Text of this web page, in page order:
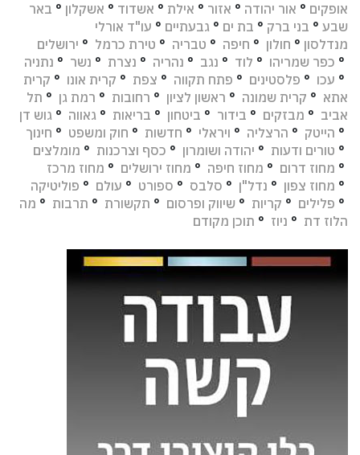
אופקים ° אור יהודה ° אזור ° אילת ° אשדוד ° אשקלון ° באר
שבע ° בני ברק ° בת ים ° גבעתיים ° עו"ד אורלי
מנדלסון ° חולון ° חיפה ° טבריה ° טירת כרמל ° ירושלים
° כפר שמריהו ° לוד ° נגב ° נהריה ° נצרת ° נשר ° נתניה
° עכו ° פלסטינים ° פתח תקווה ° צפת ° קרית אונו ° קרית
אתא ° קרית שמונה ° ראשון לציון ° רחובות ° רמת גן ° תל
אביב ° מבזקים ° בידור ° ביטחון ° בריאות ° גאווה ° גוש דן
° הייטק ° הרצליה ° ויראלי ° חדשות ° חוק ומשפט ° חינוך
° טורים ודעות ° יהודה ושומרון ° כסף וצרכנות ° מומלצים
° מחוז דרום ° מחוז חיפה ° מחוז ירושלים ° מחוז מרכז
° מחוז צפון ° נדל"ן ° סלבס ° ספורט ° עולם ° פוליטיקה
° פלילים ° קריות ° שיווק ופרסום ° תקשורת ° תרבות ° מה
הלוז דת ° ניוז ° תוכן מקודם